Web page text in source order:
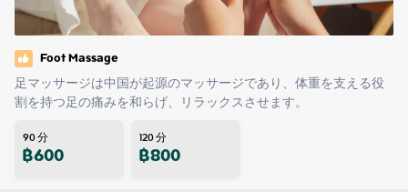
Foot Massage
足マッサージは中国が起源のマッサージであり、体重を支える役
割を持つ足の痛みを和らげ、リラックスさせます。
90分
฿600 120分
฿800